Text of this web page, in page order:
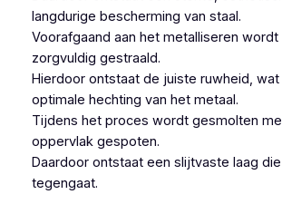
langdurige bescherming van staal.
Voorafgaand aan het metalliseren
zorgvuldig gestraald.
Hierdoor ontstaat de juiste ruwheid,
optimale hechting van het metaal.
Tijdens het proces wordt gesmolten
oppervlak gespoten.
Daardoor ontstaat een slijtvaste laag
tegengaat.